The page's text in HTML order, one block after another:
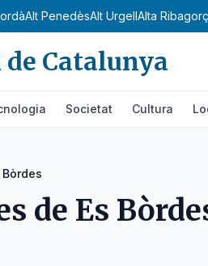
Alt PenedèsAlt UrgellAlta
Catalunya
Societat Cultura
Bòrdes
de Es